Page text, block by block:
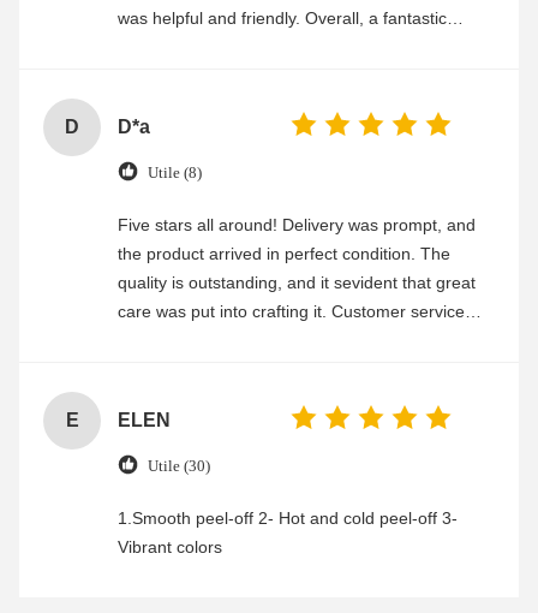
was helpful and friendly. Overall, a fantastic
D D*a
Utile (8)
Five stars all around! Delivery was prompt, and
the product arrived in perfect condition. The
quality is outstanding, and it sevident that great
care was put into crafting it. Customer service
E ELEN
Utile (30)
1.Smooth peel-off 2- Hot and cold peel-off 3-
Vibrant colors